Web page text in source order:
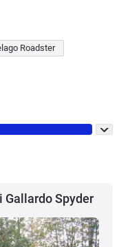
Roadster
Gallardo Spyder